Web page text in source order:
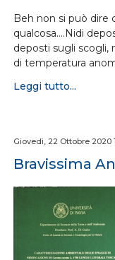
Beh non si può dire
qualcosa....Nidi
deposti sugli scogli,
di temperatura
Leggi tutto...
Giovedì, 22 Ottobre 2020
Bravissima